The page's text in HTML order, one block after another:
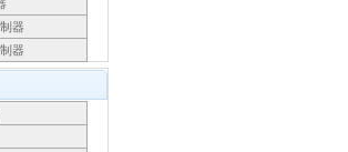
器
器